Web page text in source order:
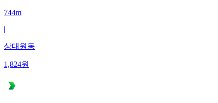
744m
|
상대원동
1,824원